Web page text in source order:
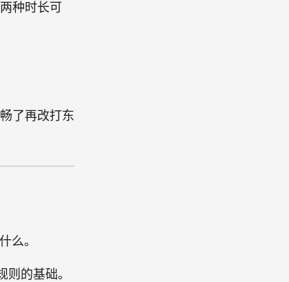
种时长可
了再改打东
么。
的基础。